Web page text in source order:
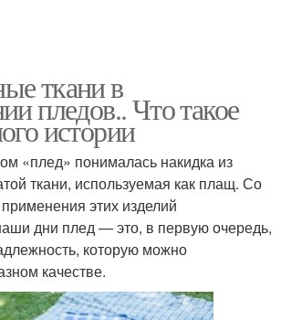
ткани в
пледов.. Что такое
истории
«плед» понималась накидка из
ткани, используемая как плащ. Со
этих изделий
дни плед — это, в первую очередь,
которую можно
качестве.